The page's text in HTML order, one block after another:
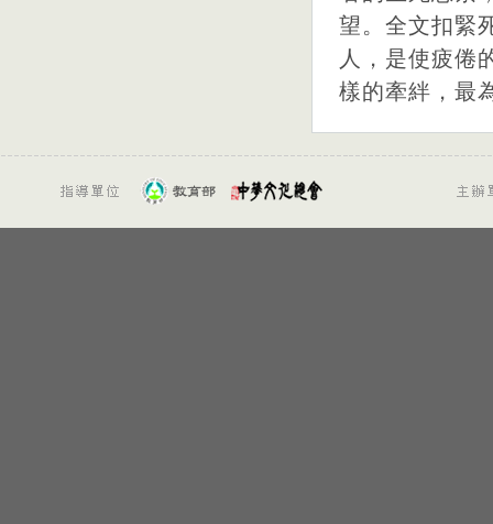
望。全文扣緊
人，是使疲倦
樣的牽絆，最